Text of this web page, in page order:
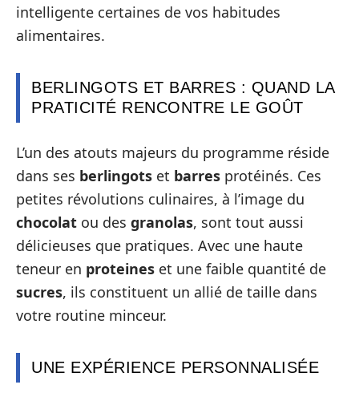
intelligente certaines de vos habitudes
alimentaires.
BERLINGOTS ET BARRES : QUAND LA
PRATICITÉ RENCONTRE LE GOÛT
L’un des atouts majeurs du programme réside
dans ses berlingots et barres protéinés. Ces
petites révolutions culinaires, à l’image du
chocolat ou des granolas, sont tout aussi
délicieuses que pratiques. Avec une haute
teneur en proteines et une faible quantité de
sucres, ils constituent un allié de taille dans
votre routine minceur.
UNE EXPÉRIENCE PERSONNALISÉE